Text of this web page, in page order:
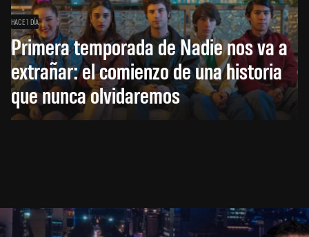
HACE 1 DÍA
Primera temporada de Nadie nos va a
extrañar: el comienzo de una historia
que nunca olvidaremos